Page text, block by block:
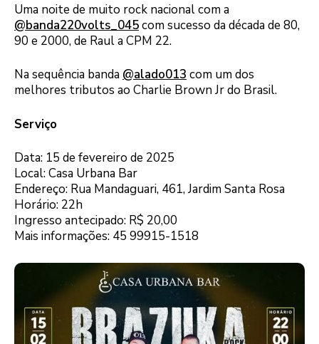
Uma noite de muito rock nacional com a
@banda220volts_045com sucesso da década de 80,
90 e 2000, de Raul a CPM 22.
Na sequência banda @alado013 com um dos
melhores tributos ao Charlie Brown Jr do Brasil.
Serviço
Data: 15 de fevereiro de 2025
Local: Casa Urbana Bar
Endereço: Rua Mandaguari, 461, Jardim Santa Rosa
Horário: 22h
Ingresso antecipado: R$ 20,00
Mais informações: 45 99915-1518